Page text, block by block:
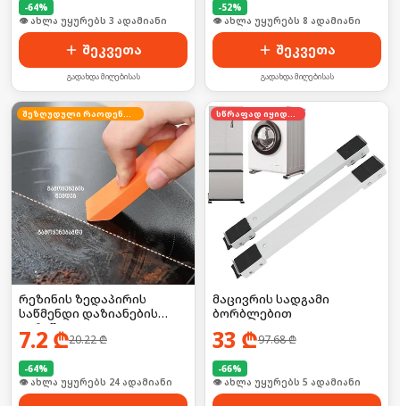
-64%
🛒 ბოლო 24სთ-ში იყიდა 27-მა
შეკვეთა
გადახდა მიღებისას
-52%
🛒 ბოლო 24სთ-ში იყიდა 10-მა
შეკვეთა
გადახდა მიღებისას
შეზღუდული რაოდენობა
რეზინის ზედაპირის
საწმენდი დაზიანების
გარეშე
7.2 ₾20.22₾
-64%
🛒 ბოლო 24სთ-ში იყიდა 31-მა
სწრაფად იყიდება
მაცივრის სადგამი
ბორბლებით
33 ₾97.68₾
-66%
🛒 ბოლო 24სთ-ში იყიდა 4-მა